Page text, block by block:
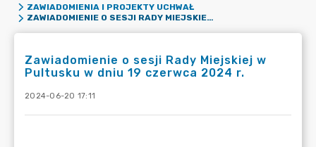
ZAWIADOMIENIA I PROJEKTY UCHWAŁ
ZAWIADOMIENIE O SESJI RADY MIEJSKIEJ W PULTUSKU W DNIU 19 CZERWCA 2024 R.
Zawiadomienie o sesji Rady Miejskiej w
Pultusku w dniu 19 czerwca 2024 r.
2024-06-20 17:11